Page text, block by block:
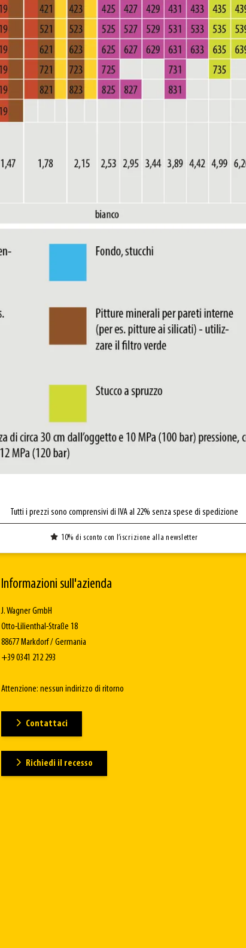
Tutti i prezzi sono comprensivi di IVA al 22% senza spese di spedizione
10% di sconto con l’iscrizione alla newsletter
Informazioni sull'azienda
J. Wagner GmbH
Otto-Lilienthal-Straße 18
88677 Markdorf / Germania
+39 0341 212 293
Attenzione: nessun indirizzo di ritorno
Contattaci
Richiedi il recesso